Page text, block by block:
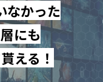
なかった
にも
える！